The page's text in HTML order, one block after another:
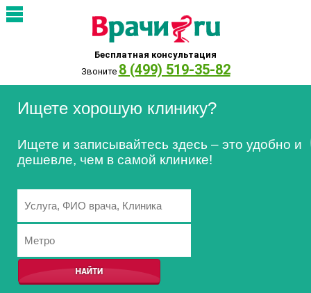
Бесплатная консультация
Звоните 8 (499) 519-35-82
Ищете хорошую клинику?
Ищете и записывайтесь здесь – это удобно и
дешевле, чем в самой клинике!